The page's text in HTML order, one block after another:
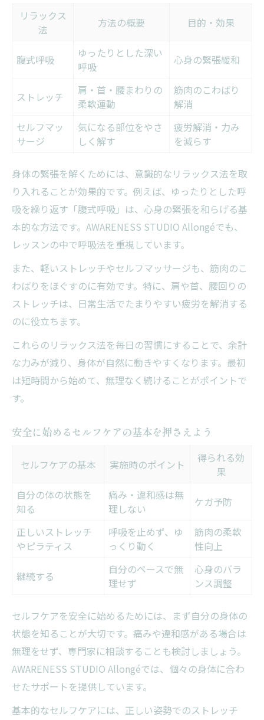
リラックス
法
方法の概要 目的・効果
腹式呼吸
ゆったりとした深い
呼吸
心身の緊張緩和
ストレッチ
肩・首・腰まわりの
柔軟運動
筋肉のこわばり
解消
セルフマッ
サージ
気になる部位をやさ
しく解す
疲労解消・力み
を減らす
身体の緊張を解くためには、意識的なリラックス法を取
り入れることが効果的です。例えば、ゆったりとした呼
吸を繰り返す「腹式呼吸」は、心身の緊張を和らげる基
本的な方法です。AWARENESS STUDIO Allongéでも、
レッスンの中で呼吸法を重視しています。
また、軽いストレッチやセルフマッサージも、筋肉のこ
わばりをほぐすのに有効です。特に、肩や首、腰回りの
ストレッチは、日常生活でたまりやすい疲労を解消する
のに役立ちます。
これらのリラックス法を毎日の習慣にすることで、余計
な力みが減り、身体が自然に動きやすくなります。最初
は短時間から始めて、無理なく続けることがポイントで
す。
安全に始めるセルフケアの基本を押さえよう
セルフケアの基本 実施時のポイント
得られる効
果
自分の体の状態を
知る
痛み・違和感は無
理しない
ケガ予防
正しいストレッチ
やピラティス
呼吸を止めず、ゆ
っくり動く
筋肉の柔軟
性向上
継続する
自分のペースで無
理せず
心身のバラ
ンス調整
セルフケアを安全に始めるためには、まず自分の身体の
状態を知ることが大切です。痛みや違和感がある場合は
無理をせず、専門家に相談することも検討しましょう。
AWARENESS STUDIO Allongéでは、個々の身体に合わ
せたサポートを提供しています。
基本的なセルフケアには、正しい姿勢でのストレッチ